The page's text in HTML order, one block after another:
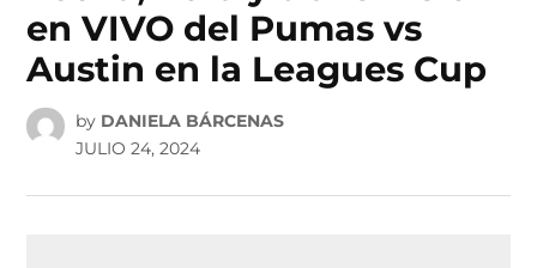
en VIVO del Pumas vs
Austin en la Leagues Cup
by DANIELA BÁRCENAS
JULIO 24, 2024